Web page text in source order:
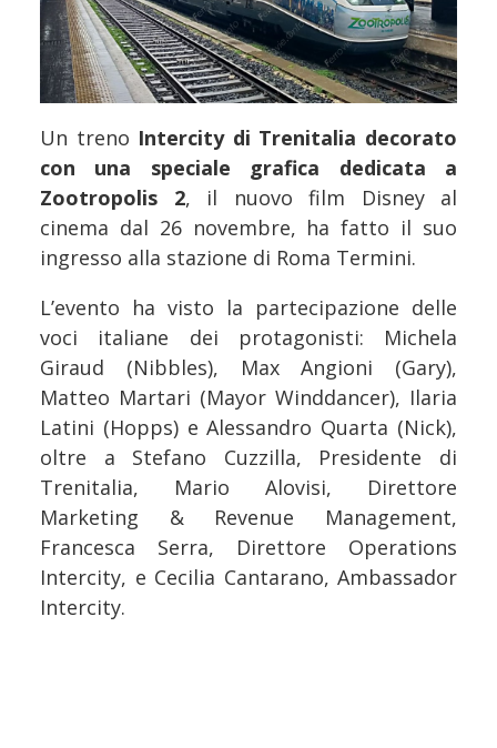
Un treno Intercity di Trenitalia decorato
con una speciale grafica dedicata a
Zootropolis 2, il nuovo film Disney al
cinema dal 26 novembre, ha fatto il suo
ingresso alla stazione di Roma Termini.
L’evento ha visto la partecipazione delle
voci italiane dei protagonisti: Michela
Giraud (Nibbles), Max Angioni (Gary),
Matteo Martari (Mayor Winddancer), Ilaria
Latini (Hopps) e Alessandro Quarta (Nick),
oltre a Stefano Cuzzilla, Presidente di
Trenitalia, Mario Alovisi, Direttore
Marketing & Revenue Management,
Francesca Serra, Direttore Operations
Intercity, e Cecilia Cantarano, Ambassador
Intercity.